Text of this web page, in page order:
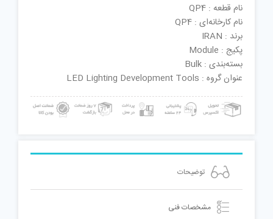
نام قطعه : QP4
نام کارخانه‌ای : QP4
برند : IRAN
پکیج : Module
بسته‌بندی : Bulk
عنوان گروه : LED Lighting Development Tools
توضیحات
مشخصات فنی